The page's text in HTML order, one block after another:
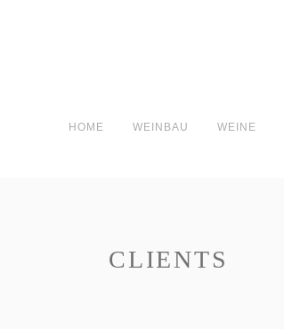
HOME WEINBAU WEINE
CLIENTS